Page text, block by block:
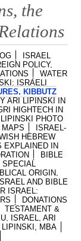
the
ISRAEL
POLICY,
WATER
ISRAELI
KIBBUTZ
ARI LIPINSKI IN
HIGHTECH IN
PHOTO
MAPS
ISRAEL-
HEBREW
EXPLAINED IN
BIBLE
SPECIAL
ORIGIN,
ISRAEL AND BIBLE
ISRAEL:
DONATIONS
TESTAMENT &
ISRAEL, ARI
LIPINSKI, MBA